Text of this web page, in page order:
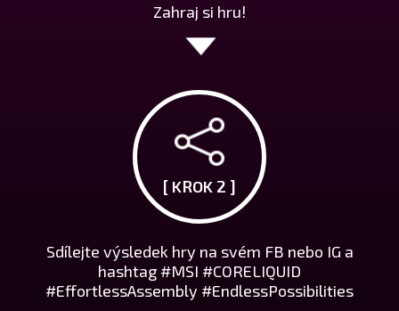
Zahraj si hru!
[ KROK 2 ]
Sdílejte výsledek hry na svém FB nebo IG a
hashtag #MSI #CORELIQUID
#EffortlessAssembly #EndlessPossibilities